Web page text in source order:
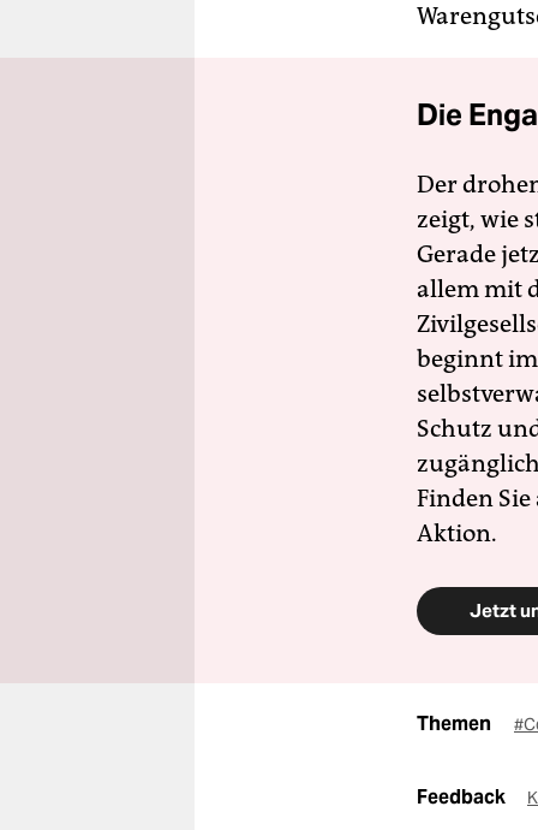
Die
Der
zeigt, wie
Gerade
allem mit
beginnt
Schutz
Finden
Aktion.
Jetzt
Themen
Feedback